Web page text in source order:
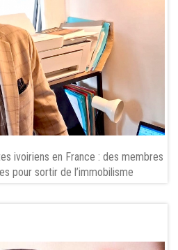
ivoiriens en France : des membres
pour sortir de l’immobilisme